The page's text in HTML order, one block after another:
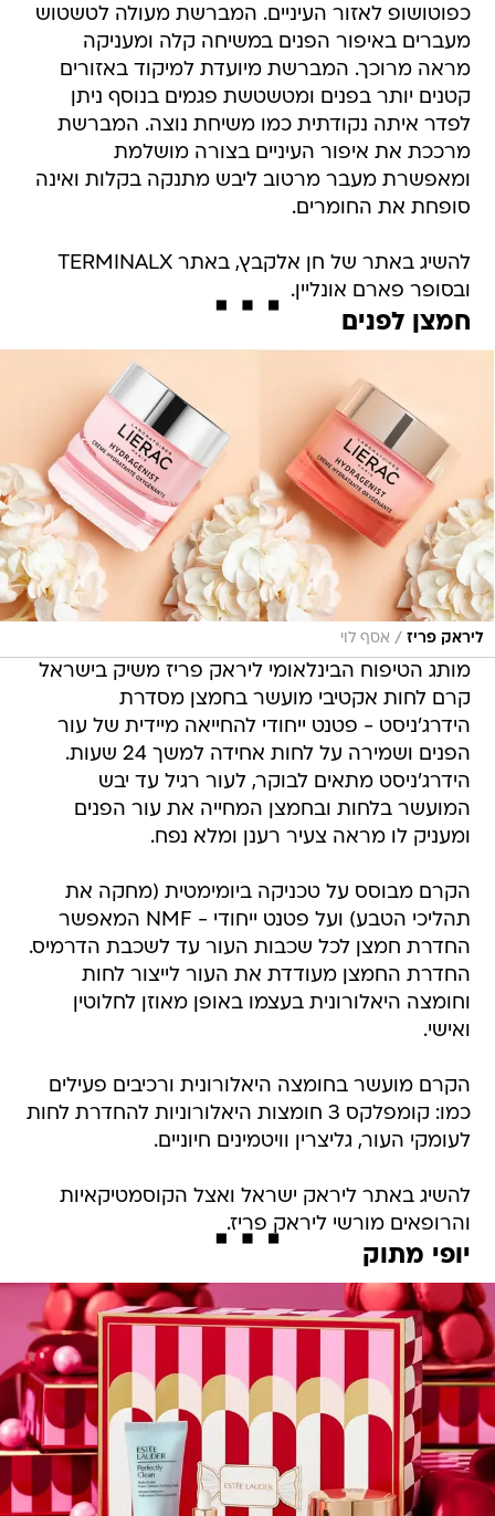
כפוטושופ לאזור העיניים. המברשת מעולה לטשטוש
מעברים באיפור הפנים במשיחה קלה ומעניקה
מראה מרוכך. המברשת מיועדת למיקוד באזורים
קטנים יותר בפנים ומטשטשת פגמים בנוסף ניתן
לפדר איתה נקודתית כמו משיחת נוצה. המברשת
מרככת את איפור העיניים בצורה מושלמת
ומאפשרת מעבר מרטוב ליבש מתנקה בקלות ואינה
סופחת את החומרים.
להשיג באתר של חן אלקבץ, באתר TERMINALX
ובסופר פארם אונליין.
חמצן לפנים
ליראק פריז / אסף לוי
מותג הטיפוח הבינלאומי ליראק פריז משיק בישראל
קרם לחות אקטיבי מועשר בחמצן מסדרת
הידרג'ניסט - פטנט ייחודי להחייאה מיידית של עור
הפנים ושמירה על לחות אחידה למשך 24 שעות.
הידרג'ניסט מתאים לבוקר, לעור רגיל עד יבש
המועשר בלחות ובחמצן המחייה את עור הפנים
ומעניק לו מראה צעיר רענן ומלא נפח.
הקרם מבוסס על טכניקה ביומימטית (מחקה את
תהליכי הטבע) ועל פטנט ייחודי - NMF המאפשר
החדרת חמצן לכל שכבות העור עד לשכבת הדרמיס.
החדרת החמצן מעודדת את העור לייצור לחות
וחומצה היאלורונית בעצמו באופן מאוזן לחלוטין
ואישי.
הקרם מועשר בחומצה היאלורונית ורכיבים פעילים
כמו: קומפלקס 3 חומצות היאלורוניות להחדרת לחות
לעומקי העור, גליצרין וויטמינים חיוניים.
להשיג באתר ליראק ישראל ואצל הקוסמטיקאיות
והרופאים מורשי ליראק פריז.
יופי מתוק